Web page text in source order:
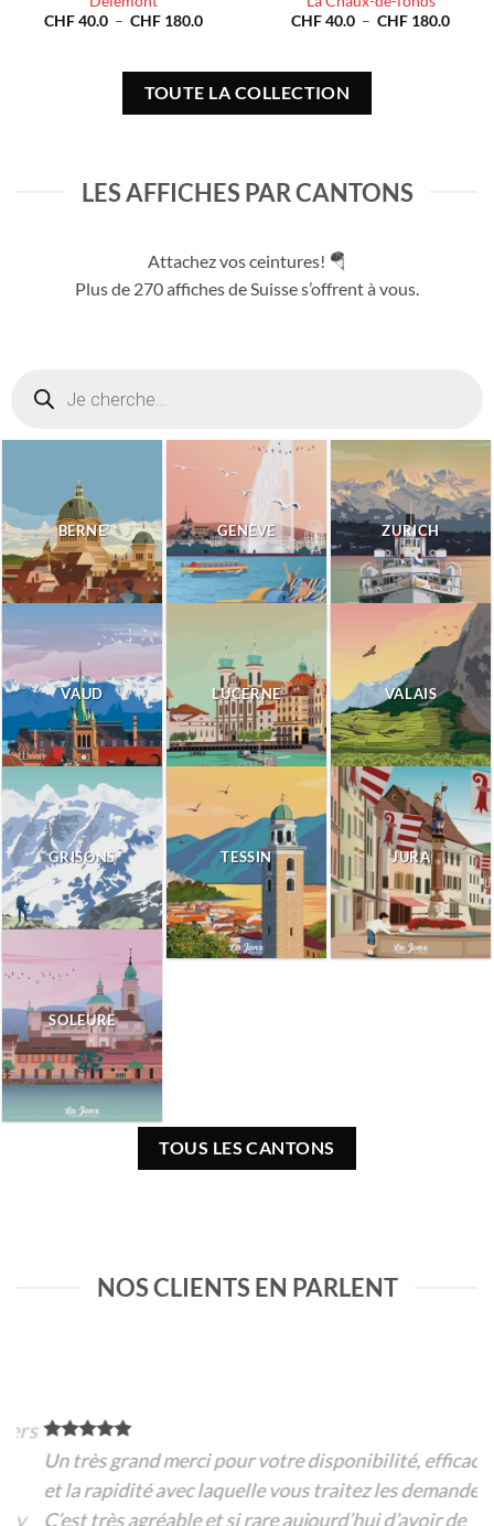
CHF40.0 – CHF 180.0Plage
à
CHF 180.0
CHF40.0 – CHF 180.0Plage
TOUTE LA COLLECTION
LES AFFICHES PAR CANTONS
Attachez vos ceintures! 🪂
Plus de 270 affiches de Suisse s’offrent à vous.
produits
BERNE GENÈVE ZURICH
VAUD LUCERNE VALAIS
GRISONS TESSIN JURA
SOLEURE
TOUS LES CANTONS
NOS CLIENTS EN PARLENT
Un très grand merci pour votre disponibilité, efficacité
et la rapidité avec laquelle vous traitez les demandes.
C’est très agréable et si rare aujourd’hui d’avoir de